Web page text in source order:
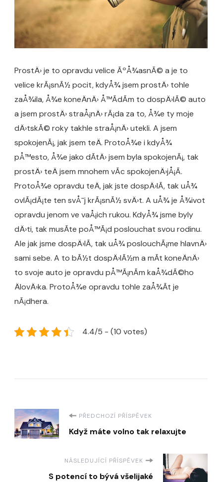
ProstÄ› je to opravdu velice ÃºÅ¾asnÃ© a je to
velice krÃ¡snÃ½ pocit, kdyÅ¾ jsem prostÄ› tohle
zaÅ¾ila, Å¾e koneÄnÄ› Å™Ã­dÃ­m to dospÄ›lÃ© auto
a jsem prostÄ› straÅ¡nÄ› rÃ¡da za to, Å¾e ty moje
dÄ›tskÃ© roky takhle straÅ¡nÄ› utekli. A jsem
spokojenÃ¡, jak jsem teÄ. ProtoÅ¾e i kdyÅ¾
pÅ™esto, Å¾e jako dÃ­tÄ› jsem byla spokojenÃ¡, tak
prostÄ› teÄ jsem mnohem vÃ­c spokojenÄ›jÅ¡Ã­.
ProtoÅ¾e opravdu teÄ, jak jste dospÄ›lÃ­, tak uÅ¾
ovlÃ¡dÃ¡te ten svÅ¯j krÃ¡snÃ½ svÄ›t. A uÅ¾ je Å¾ivot
opravdu jenom ve vaÅ¡ich rukou. KdyÅ¾ jsme byly
dÄ›ti, tak musÃ­te poÅ™Ã¡d poslouchat svou rodinu.
Ale jak jsme dospÄ›lÃ­, tak uÅ¾ poslouchÃ¡me hlavnÄ›
sami sebe. A to bÃ½t dospÄ›lÃ½m a mÃ­t koneÄnÄ›
to svoje auto je opravdu pÅ™Ã¡nÃ­m kaÅ¾dÃ©ho
ÄlovÄ›ka. ProtoÅ¾e opravdu tohle zaÅ¾Ã­t je
nÃ¡dhera.
4.4/5 - (10 votes)
Navigace
příspěvku
PŘEDCHOZÍ PŘÍSPĚVEK
Když máte volno tak relaxujte
NÁSLEDUJÍCÍ PŘÍSPĚVEK
S potencí to bývá všelijaké